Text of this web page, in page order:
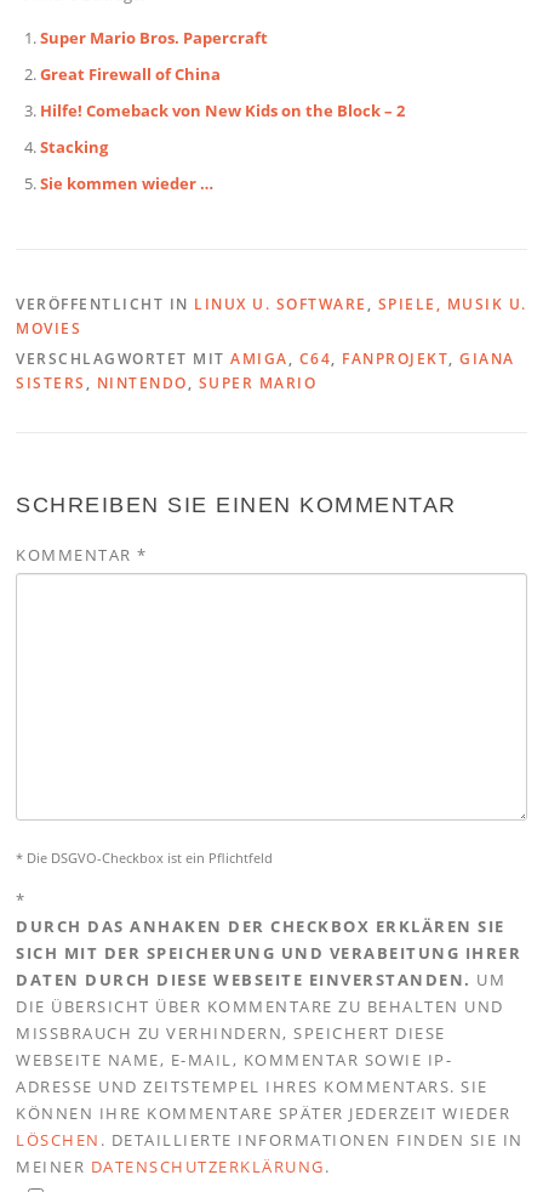
Super Mario Bros. Papercraft
Great Firewall of China
Hilfe! Comeback von New Kids on the Block – 2
Stacking
Sie kommen wieder …
VERÖFFENTLICHT IN LINUX U. SOFTWARE , SPIELE, MUSIK U.
MOVIES
VERSCHLAGWORTET MITAMIGA, C64, FANPROJEKT,GIANA
SISTERS , NINTENDO, SUPER MARIO
SCHREIBEN SIE EINEN KOMMENTAR
KOMMENTAR*
* Die DSGVO-Checkbox ist ein Pflichtfeld
*
DURCH DAS ANHAKEN DER CHECKBOX ERKLÄREN SIE
SICH MIT DER SPEICHERUNG UND VERABEITUNG IHRER
DATEN DURCH DIESE WEBSEITE EINVERSTANDEN. UM
DIE ÜBERSICHT ÜBER KOMMENTARE ZU BEHALTEN UND
MISSBRAUCH ZU VERHINDERN, SPEICHERT DIESE
WEBSEITE NAME, E-MAIL, KOMMENTAR SOWIE IP-
ADRESSE UND ZEITSTEMPEL IHRES KOMMENTARS. SIE
KÖNNEN IHRE KOMMENTARE SPÄTER JEDERZEIT WIEDER
LÖSCHEN . DETAILLIERTE INFORMATIONEN FINDEN SIE IN
MEINER DATENSCHUTZERKLÄRUNG.